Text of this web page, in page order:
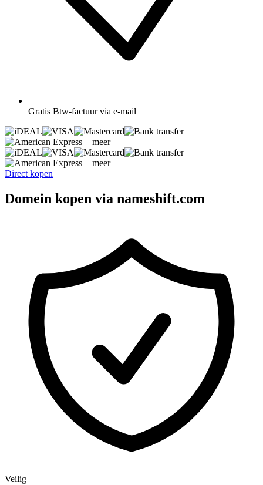
Gratis Btw-factuur via e-mail
+ meer
+ meer
Direct kopen
Domein kopen via nameshift.com
Veilig